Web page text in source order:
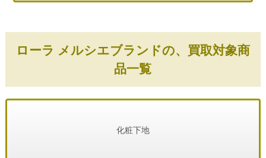
ローラ メルシエブランドの、買取対象商
品一覧
化粧下地